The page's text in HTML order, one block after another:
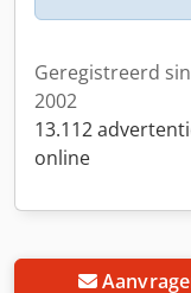
Geregistreerd
2002
13.112
online